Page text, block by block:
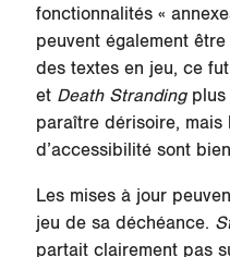
fonctionnalités «
peuvent également
des textes en jeu, ce
et Death Strandingplus
paraître dérisoire, mais
d’accessibilité sont
Les mises à jour
jeu de sa déchéance.
partait clairement pas